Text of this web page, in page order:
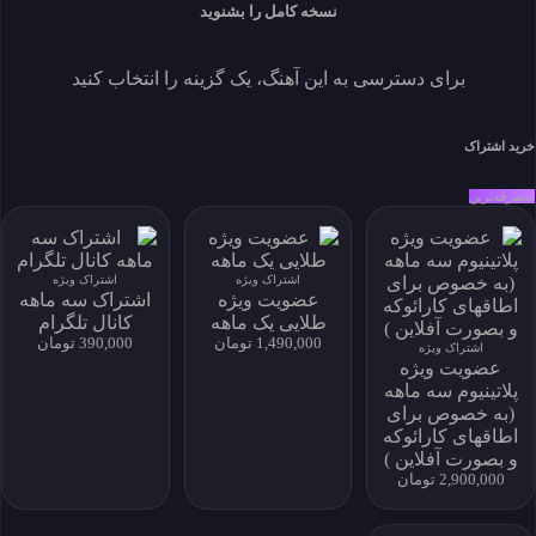
حساب کاربری من
My Subscriptions
download history
my download
پروفایل و دانلود
پروفایل و دانلود
نماد اعتماد الکترونیکی
نسخه کامل را بشنوید
برای دسترسی به این آهنگ، یک گزینه را انتخاب کنید
خرید اشتراک
به‌صرفه‌ترین
اشتراک ویژه
عضویت ویژه
پلاتینیوم سه ماهه
(به خصوص برای
اطاقهای کارائوکه
و بصورت آفلاین )
2,900,000 تومان
اشتراک ویژه
عضویت ویژه
طلایی یک ماهه
1,490,000 تومان
اشتراک ویژه
اشتراک سه ماهه
کانال تلگرام
390,000 تومان